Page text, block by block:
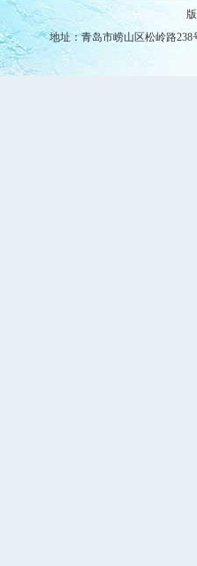
地址：青岛市崂山区松岭路238